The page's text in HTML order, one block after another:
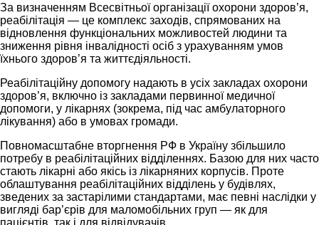
За визначенням Всесвітньої організації охорони здоров’я,
реабілітація — це комплекс заходів, спрямованих на
відновлення функціональних можливостей людини та
зниження рівня інвалідності осіб з урахуванням умов
їхнього здоров’я та життєдіяльності.
Реабілітаційну допомогу надають в усіх закладах охорони
здоров’я, включно із закладами первинної медичної
допомоги, у лікарнях (зокрема, під час амбулаторного
лікування) або в умовах громади.
Повномасштабне вторгнення РФ в Україну збільшило
потребу в реабілітаційних відділеннях. Базою для них часто
стають лікарні або якісь із лікарняних корпусів. Проте
облаштування реабілітаційних відділень у будівлях,
зведених за застарілими стандартами, має певні наслідки у
вигляді бар’єрів для маломобільних груп — як для
пацієнтів, так і для відвідувачів.